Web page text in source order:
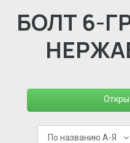
БОЛТ 6-
По названию А-Я